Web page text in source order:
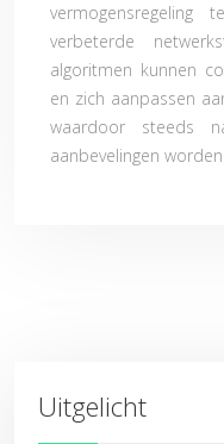
verbeterde
algoritmen kunnen
en zich aanpassen
waardoor steeds
aanbevelingen
Uitgelicht